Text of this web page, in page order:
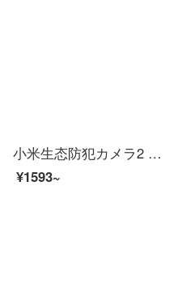
小米生态防犯カメラ2 Kスーパーマーケットサポート米家APP人型探测赤外线夜間视用ビディオカーリング64
¥1593~